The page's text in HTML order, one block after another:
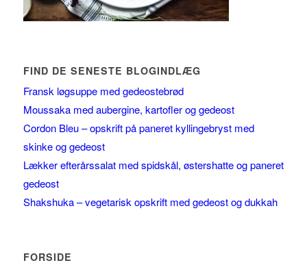
FIND DE SENESTE BLOGINDLÆG
Fransk løgsuppe med gedeostebrød
Moussaka med aubergine, kartofler og gedeost
Cordon Bleu – opskrift på paneret kyllingebryst med
skinke og gedeost
Lækker efterårssalat med spidskål, østershatte og paneret
gedeost
Shakshuka – vegetarisk opskrift med gedeost og dukkah
FORSIDE